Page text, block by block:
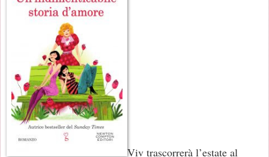
Viv trascorrerà l’estate al